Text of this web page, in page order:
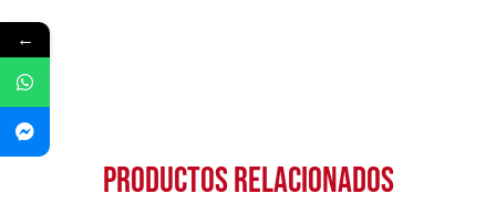
Productos relacionados
←